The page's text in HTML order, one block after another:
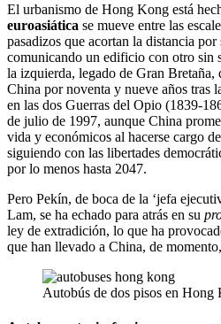
El urbanismo de Hong Kong está
euroasiática se mueve entre las
pasadizos que acortan la distancia por
comunicando un edificio con otro sin
la izquierda, legado de Gran
China por noventa y nueve años tras
en las dos Guerras del Opio (1839-
de julio de 1997, aunque China
vida y económicos al hacerse cargo
siguiendo con las libertades
por lo menos hasta 2047.
Pero Pekín, de boca de la ‘jefa
Lam, se ha echado para atrás en su
ley de extradición, lo que ha
que han llevado a China, de
Autobús de dos pisos en